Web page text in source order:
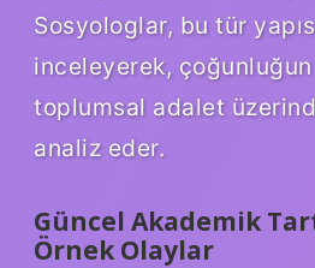
Sosyologlar, bu tür
inceleyerek, çoğunluğun
toplumsal adalet
analiz eder.
Güncel Akademik
Örnek Olaylar